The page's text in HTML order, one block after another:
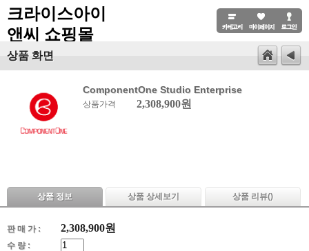
크라이스아이
앤씨 쇼핑몰
상품 화면
ComponentOne Studio Enterprise
상품가격 2,308,900원
상품 정보 상품 상세보기 상품 리뷰()
판 매 가 : 2,308,900원
수 량 :